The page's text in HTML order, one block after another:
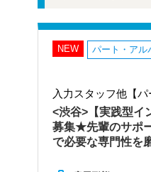
NEW パート・アル
入力スタッフ他【
<渋谷>【実践型イ
募集★先輩のサポ
で必要な専門性を